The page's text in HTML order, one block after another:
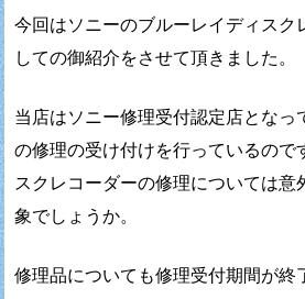
今回はソニーのブルーレイディスク
しての御紹介をさせて頂きました。
当店はソニー修理受付認定店となっ
の修理の受け付けを行っているので
スクレコーダーの修理については意
象でしょうか。
修理品についても修理受付期間が終